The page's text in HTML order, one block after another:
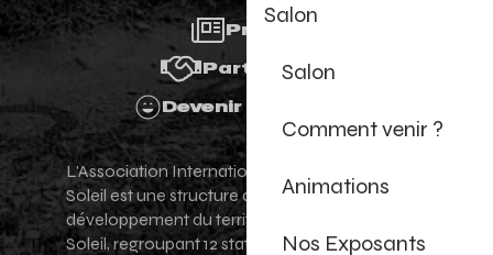
Salon
Salon
Comment venir ?
Animations
Nos Exposants
Presse
Partenaires
Devenir Bénévole
L'Association Internationale des Portes du
Soleil est une structure de promotion et de
développement du territoire des Portes du
Soleil, regroupant 12 stations villages franco-